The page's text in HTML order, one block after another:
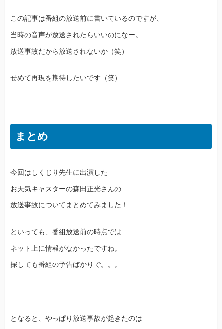
この記事は番組の放送前に書いているのですが、
当時の音声が放送されたらいいのになー。
放送事故だから放送されないか（笑）
せめて再現を期待したいです（笑）
まとめ
今回はしくじり先生に出演した
お天気キャスターの森田正光さんの
放送事故についてまとめてみました！
といっても、番組放送前の時点では
ネット上に情報がなかったですね。
探しても番組の予告ばかりで。。。
となると、やっぱり放送事故が起きたのは